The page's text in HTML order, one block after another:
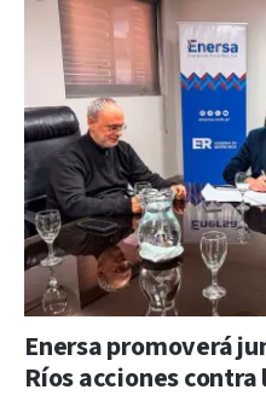
Enersa promoverá
Ríos acciones